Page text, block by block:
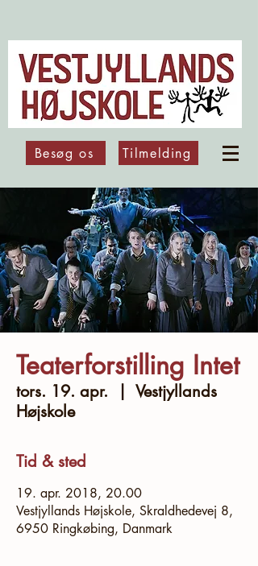
Besøg os Tilmelding
Teaterforstilling Intet
tors. 19. apr.
  |
Vestjyllands
Højskole
Tid & sted
19. apr. 2018, 20.00
Vestjyllands Højskole, Skraldhedevej 8,
6950 Ringkøbing, Danmark